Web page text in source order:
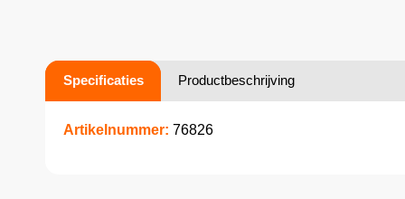
Specificaties Productbeschrijving
Artikelnummer: 76826